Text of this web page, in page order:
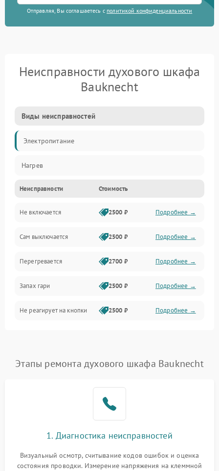
Отправляя, Вы соглашаетесь с политикой конфиденциальности
Неисправности духового шкафа
Bauknecht
Виды неисправностей
Электропитание
Нагрев
Неисправности Стоимость
Не включается 2500 ₽ Подробнее →
Сам выключается 2500 ₽ Подробнее →
Перегревается 2700 ₽ Подробнее →
Запах гари 2500 ₽ Подробнее →
Не реагирует на кнопки 2500 ₽ Подробнее →
Этапы ремонта духового шкафа Bauknecht
1. Диагностика неисправностей
Визуальный осмотр, считывание кодов ошибок и оценка
состояния проводки. Измерение напряжения на клеммной